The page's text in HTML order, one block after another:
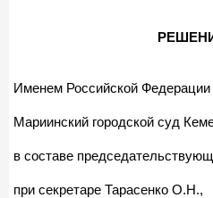
Именем Российской Федерации
Мариинский городской суд
в составе
при секретаре Тарасенко О.Н.,